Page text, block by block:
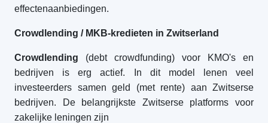
effectenaanbiedingen.
Crowdlending / MKB-kredieten in Zwitserland
Crowdlending (debt crowdfunding) voor KMO's en
bedrijven is erg actief. In dit model lenen veel
investeerders samen geld (met rente) aan Zwitserse
bedrijven. De belangrijkste Zwitserse platforms voor
zakelijke leningen zijn